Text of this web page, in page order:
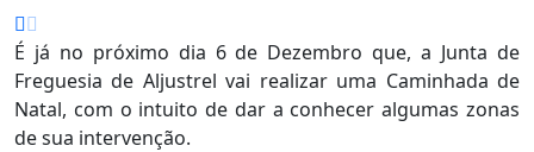
É já no próximo dia 6 de Dezembro que, a Junta de
Freguesia de Aljustrel vai realizar uma Caminhada de
Natal, com o intuito de dar a conhecer algumas zonas
de sua intervenção.